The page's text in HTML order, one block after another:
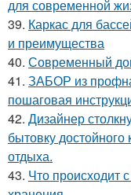
для современной
39. Каркас для
и преимущества
40. Современный
41. ЗАБОР из
пошаговая
42. Дизайнер
бытовку
отдыха.
43. Что происходит